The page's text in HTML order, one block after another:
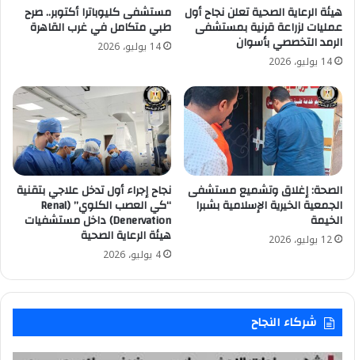
هيئة الرعاية الصحية تعلن نجاح أول
عمليات لزراعة قرنية بمستشفى
الرمد التخصصي بأسوان
14 يوليو، 2026
مستشفى كليوباترا أكتوبر.. صرح
طبي متكامل في غرب القاهرة
14 يوليو، 2026
الصحة: إغلاق وتشميع مستشفى
الجمعية الخيرية الإسلامية بشبرا
الخيمة
12 يوليو، 2026
نجاح إجراء أول تدخل علاجي بتقنية
“كي العصب الكلوي” (Renal
Denervation) داخل مستشفيات
هيئة الرعاية الصحية
4 يوليو، 2026
شركاء النجاح